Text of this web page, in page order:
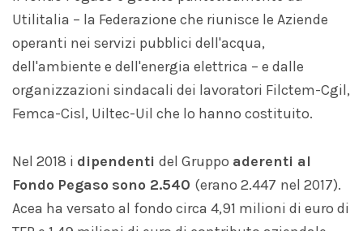
Utilitalia – la Federazione che riunisce le Aziende
operanti nei servizi pubblici dell'acqua,
dell'ambiente e dell'energia elettrica – e dalle
organizzazioni sindacali dei lavoratori Filctem-Cgil,
Femca-Cisl, Uiltec-Uil che lo hanno costituito.
Nel 2018 i dipendenti del Gruppo aderenti al
Fondo Pegaso sono 2.540 (erano 2.447 nel 2017).
Acea ha versato al fondo circa 4,91 milioni di euro di